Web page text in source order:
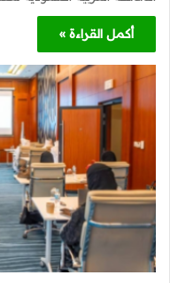
أكمل القراءة »